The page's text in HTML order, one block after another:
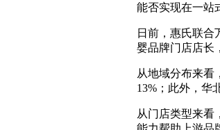
能否实现在一站
日前，惠氏联合
婴品牌门店店长
从地域分布来看
13%；此外，华
从门店类型来看